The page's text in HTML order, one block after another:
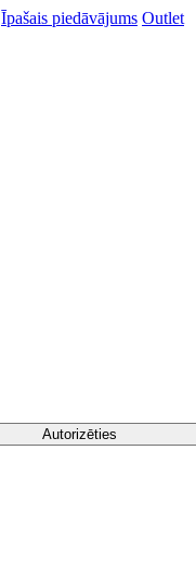
Īpašais piedāvājums Outlet
Autorizēties